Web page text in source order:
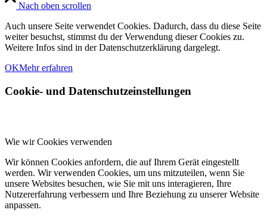
Nach oben scrollen
Auch unsere Seite verwendet Cookies. Dadurch, dass du diese Seite
weiter besuchst, stimmst du der Verwendung dieser Cookies zu.
Weitere Infos sind in der Datenschutzerklärung dargelegt.
OKMehr erfahren
Cookie- und Datenschutzeinstellungen
Wie wir Cookies verwenden
Wir können Cookies anfordern, die auf Ihrem Gerät eingestellt
werden. Wir verwenden Cookies, um uns mitzuteilen, wenn Sie
unsere Websites besuchen, wie Sie mit uns interagieren, Ihre
Nutzererfahrung verbessern und Ihre Beziehung zu unserer Website
anpassen.